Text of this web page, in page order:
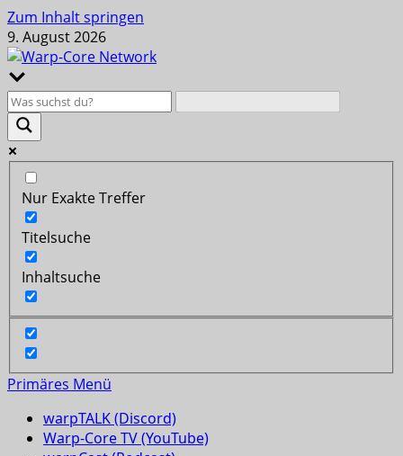
Zum Inhalt springen
9. August 2026
Nur Exakte Treffer
Titelsuche
Inhaltsuche
Primäres Menü
warpTALK (Discord)
Warp-Core TV (YouTube)